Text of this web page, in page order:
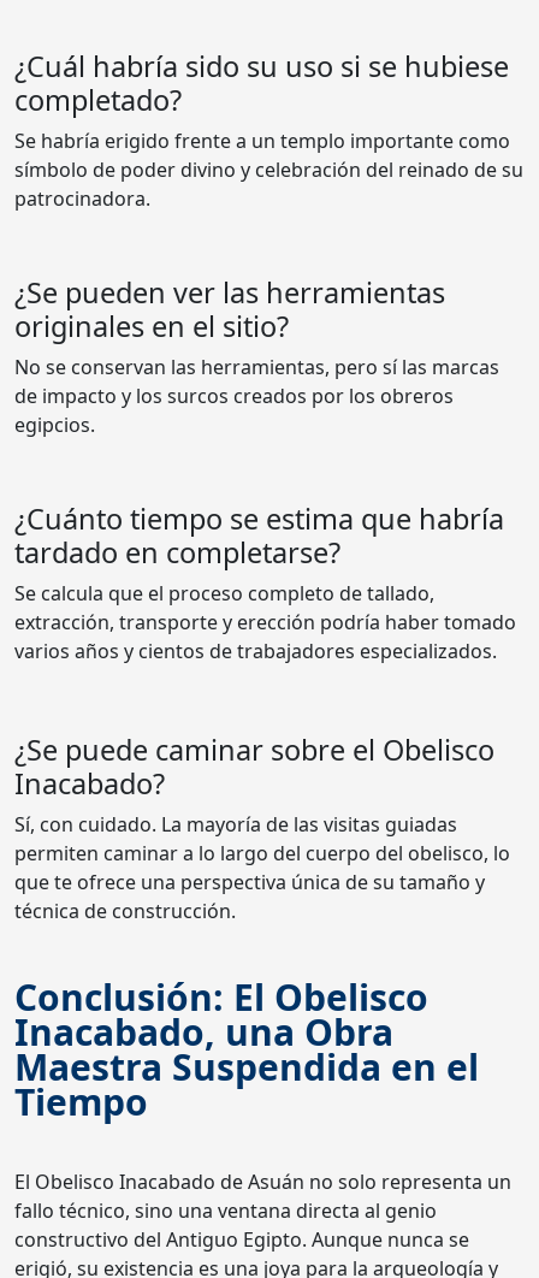
¿Cuál habría sido su uso si se hubiese
completado?
Se habría erigido frente a un templo importante como
símbolo de poder divino y celebración del reinado de su
patrocinadora.
¿Se pueden ver las herramientas
originales en el sitio?
No se conservan las herramientas, pero sí las marcas
de impacto y los surcos creados por los obreros
egipcios.
¿Cuánto tiempo se estima que habría
tardado en completarse?
Se calcula que el proceso completo de tallado,
extracción, transporte y erección podría haber tomado
varios años y cientos de trabajadores especializados.
¿Se puede caminar sobre el Obelisco
Inacabado?
Sí, con cuidado. La mayoría de las visitas guiadas
permiten caminar a lo largo del cuerpo del obelisco, lo
que te ofrece una perspectiva única de su tamaño y
técnica de construcción.
Conclusión: El Obelisco
Inacabado, una Obra
Maestra Suspendida en el
Tiempo
El Obelisco Inacabado de Asuán no solo representa un
fallo técnico, sino una ventana directa al genio
constructivo del Antiguo Egipto. Aunque nunca se
erigió, su existencia es una joya para la arqueología y